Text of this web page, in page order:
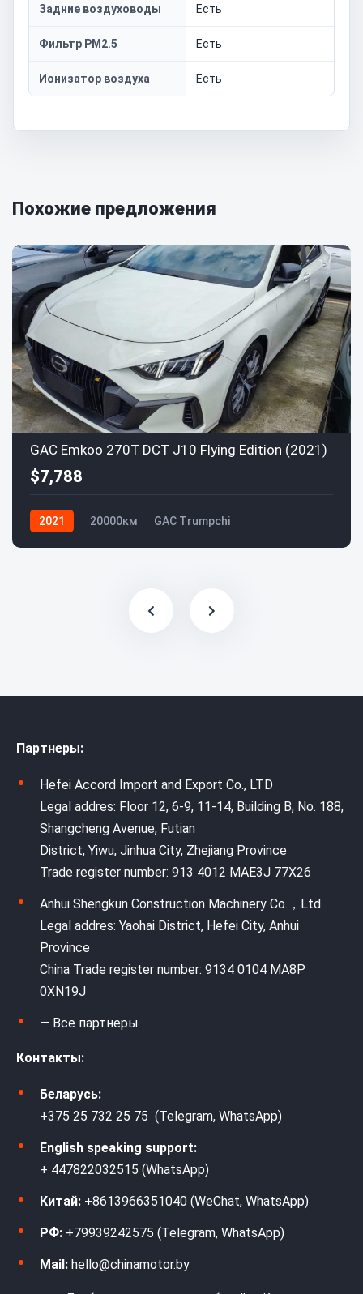
Задние воздуховоды Есть
Фильтр PM2.5 Есть
Ионизатор воздуха Есть
Похожие предложения
GAC Emkoo 270T DCT J10 Flying Edition (2021)
$7,788
2021 20000км GAC Trumpchi
Партнеры:
Hefei Accord Import and Export Co., LTD
Legal addres: Floor 12, 6-9, 11-14, Building B, No. 188,
Shangcheng Avenue, Futian
District, Yiwu, Jinhua City, Zhejiang Province
Trade register number: 913 4012 MAE3J 77X26
Anhui Shengkun Construction Machinery Co.，Ltd.
Legal addres: Yaohai District, Hefei City, Anhui
Province
China Trade register number: 9134 0104 MA8P
0XN19J
— Все партнеры
Контакты:
Беларусь:
+375 25 732 25 75 (Telegram, WhatsApp)
English speaking support:
+ 447822032515 (WhatsApp)
Китай: +8613966351040 (WeChat, WhatsApp)
РФ: +79939242575 (Telegram, WhatsApp)
Mail: hello@chinamotor.by